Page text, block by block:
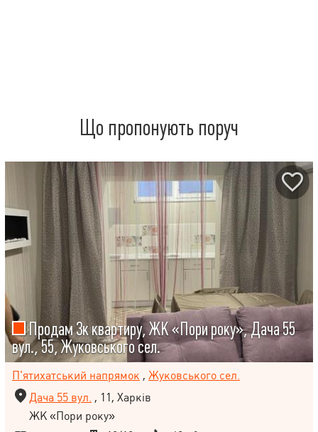
Що пропонують поруч
Продам 3к квартиру, ЖК «Пори року», Дача 55
вул., 55, Жуковського сел.
П'ятихатський напрямок , Жуковського сел.
Дача 55 вул. , 11, Харків
ЖК «Пори року»